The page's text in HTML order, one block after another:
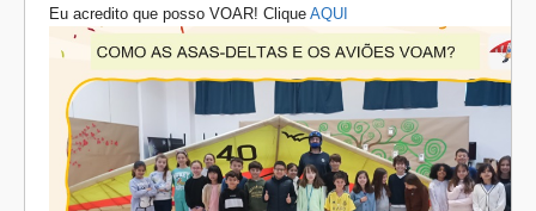
Eu acredito que posso VOAR! Clique AQUI